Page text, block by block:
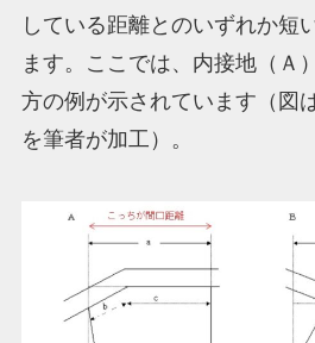
している距離とのいずれか短
ます。ここでは、内接地（Ａ
方の例が示されています（図
を筆者が加工）。